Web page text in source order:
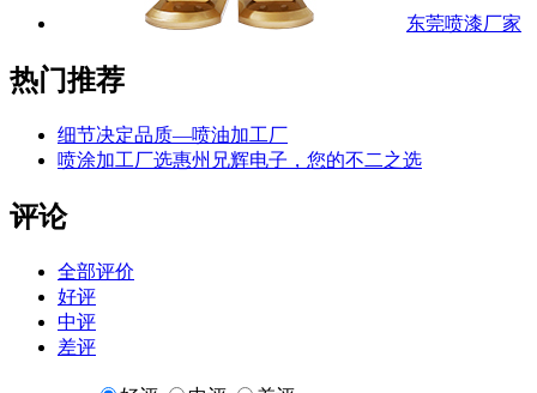
东莞喷漆厂家
热门推荐
细节决定品质—喷油加工厂
喷涂加工厂选惠州兄辉电子，您的不二之选
评论
全部评价
好评
中评
差评